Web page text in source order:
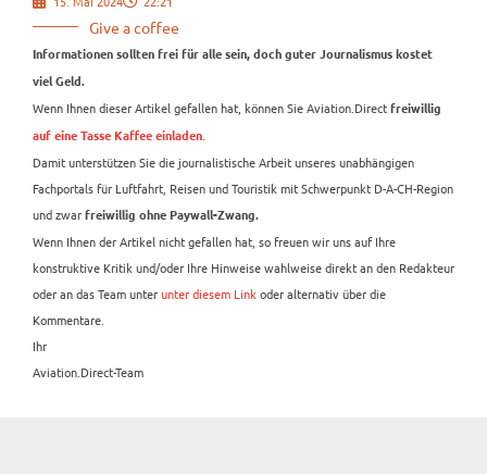
Give a coffee
Informationen sollten frei für alle sein, doch guter Journalismus kostet
viel Geld.
Wenn Ihnen dieser Artikel gefallen hat, können Sie Aviation.Direct freiwillig
auf eine Tasse Kaffee einladen
Damit unterstützen Sie die journalistische Arbeit unseres unabhängigen
Fachportals für Luftfahrt, Reisen und Touristik mit Schwerpunkt D-A-CH-Region
und zwar freiwillig ohne Paywall-Zwang.
Wenn Ihnen der Artikel nicht gefallen hat, so freuen wir uns auf Ihre
konstruktive Kritik und/oder Ihre Hinweise wahlweise direkt an den Redakteur
oder an das Team unterunter diesem Link oder alternativ über die
Kommentare.
Ihr
Aviation.Direct-Team